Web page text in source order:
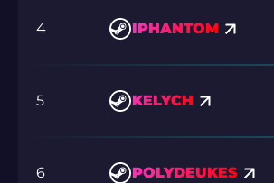
4 IPHANTOM
5 KELYCH
6 POLYDEUKES